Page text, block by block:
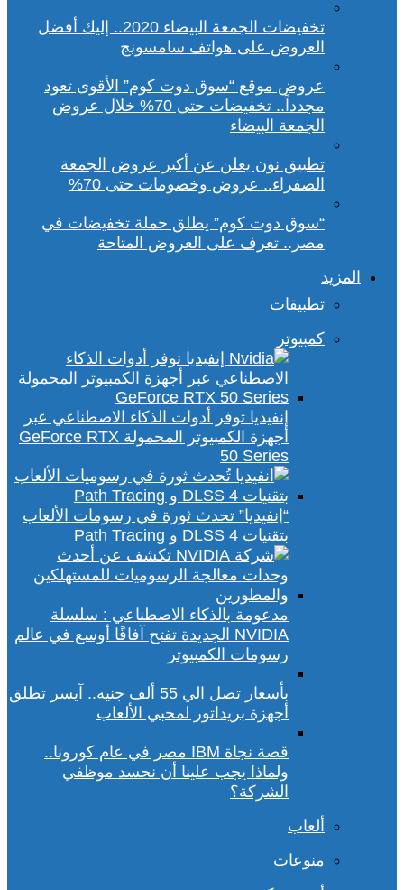
تخفيضات الجمعة البيضاء 2020.. إليك أفضل
العروض على هواتف سامسونج
عروض موقع “سوق دوت كوم” الأقوى تعود
مجدداً.. تخفيضات حتى 70% خلال عروض
الجمعة البيضاء
تطبيق نون يعلن عن أكبر عروض الجمعة
الصفراء.. عروض وخصومات حتى 70%
“سوق دوت كوم” يطلق حملة تخفيضات في
مصر.. تعرف على العروض المتاحة
المزيد
تطبيقات
كمبيوتر
إنفيديا توفر أدوات الذكاء الاصطناعي عبر
أجهزة الكمبيوتر المحمولة GeForce RTX
50 Series
“إنفيديا” تحدث ثورة في رسومات الألعاب
بتقنيات DLSS 4 و Path Tracing
مدعومة بالذكاء الاصطناعي : سلسلة
NVIDIA الجديدة تفتح آفاقًا أوسع في عالم
رسومات الكمبيوتر
بأسعار تصل الي 55 ألف جنيه.. آيسر تطلق
أجهزة بريداتور لمحبي الألعاب
قصة نجاة IBM مصر في عام كورونا..
ولماذا يجب علينا أن نحسد موظفي
الشركة؟
ألعاب
منوعات